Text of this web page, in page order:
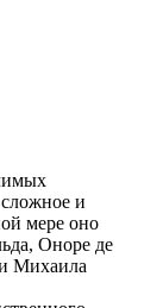
и
мере оно
Оноре де
Михаила